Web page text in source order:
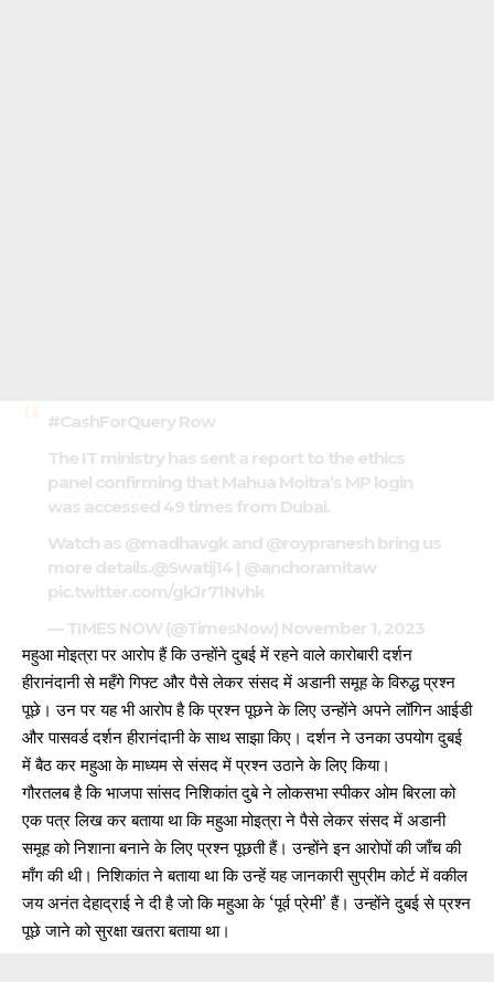
#CashForQueryRow
The IT ministry has sent a report to the ethics
panel confirming that Mahua Moitra’s MP login
was accessed 49 times from Dubai.
Watch as @madhavgkand @roypraneshbring us
more details.@Swatij14| @anchoramitaw
pic.twitter.com/gkJr71Nvhk
— TIMES NOW (@TimesNow) November 1, 2023
महुआ मोइत्रा पर आरोप हैं कि उन्होंने दुबई में रहने वाले कारोबारी दर्शन
हीरानंदानी से महँगे गिफ्ट और पैसे लेकर संसद में अडानी समूह के विरुद्ध प्रश्न
पूछे। उन पर यह भी आरोप है कि प्रश्न पूछने के लिए उन्होंने अपने लॉगिन आईडी
और पासवर्ड दर्शन हीरानंदानी के साथ साझा किए। दर्शन ने उनका उपयोग दुबई
में बैठ कर महुआ के माध्यम से संसद में प्रश्न उठाने के लिए किया।
गौरतलब है कि भाजपा सांसद निशिकांत दुबे ने लोकसभा स्पीकर ओम बिरला को
एक पत्र लिख करबताया था कि महुआ मोइत्रा ने पैसे लेकर संसद में अडानी
समूह को निशाना बनाने के लिए प्रश्न पूछती हैं। उन्होंने इन आरोपों की जाँच की
माँग की थी। निशिकांत ने बताया था कि उन्हें यह जानकारी सुप्रीम कोर्ट में वकील
जय अनंत देहाद्राई ने दी है जो कि महुआ के ‘पूर्व प्रेमी’ हैं। उन्होंने दुबई से प्रश्न
पूछे जाने को सुरक्षा खतरा बताया था।